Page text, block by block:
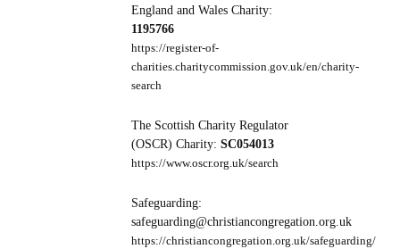
England and Wales Charity:
1195766
https://register-of-
charities.charitycommission.gov.uk/en/charity-
search
The Scottish Charity Regulator
(OSCR) Charity: SC054013
https://www.oscr.org.uk/search
Safeguarding:
safeguarding@christiancongregation.org.uk
https://christiancongregation.org.uk/safeguarding/